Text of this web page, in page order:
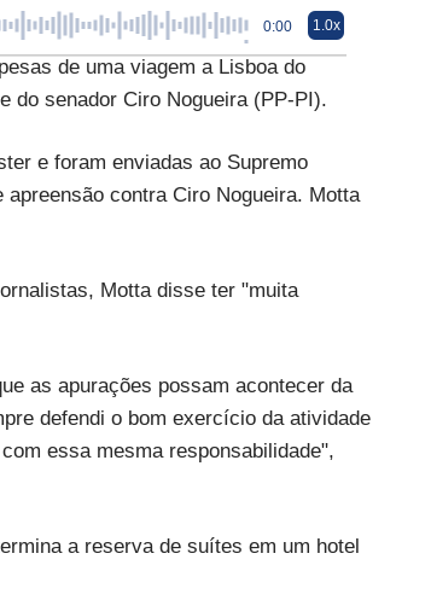
0:00 1.0x
de uma viagem a Lisboa do
do senador Ciro Nogueira (PP-PI).
e foram enviadas ao Supremo
contra Ciro Nogueira. Motta
Motta disse ter "muita
as apurações possam acontecer da
defendi o bom exercício da atividade
essa mesma responsabilidade",
a reserva de suítes em um hotel